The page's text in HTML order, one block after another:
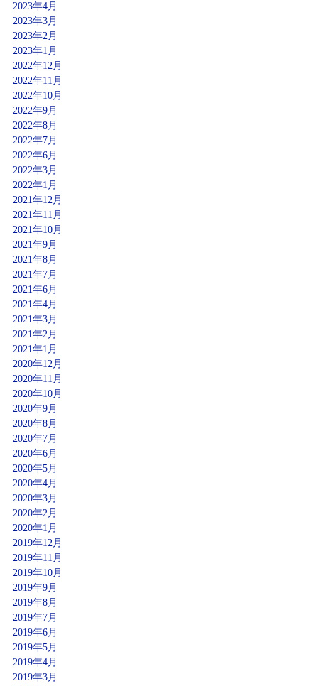
2023年4月
2023年3月
2023年2月
2023年1月
2022年12月
2022年11月
2022年10月
2022年9月
2022年8月
2022年7月
2022年6月
2022年3月
2022年1月
2021年12月
2021年11月
2021年10月
2021年9月
2021年8月
2021年7月
2021年6月
2021年4月
2021年3月
2021年2月
2021年1月
2020年12月
2020年11月
2020年10月
2020年9月
2020年8月
2020年7月
2020年6月
2020年5月
2020年4月
2020年3月
2020年2月
2020年1月
2019年12月
2019年11月
2019年10月
2019年9月
2019年8月
2019年7月
2019年6月
2019年5月
2019年4月
2019年3月